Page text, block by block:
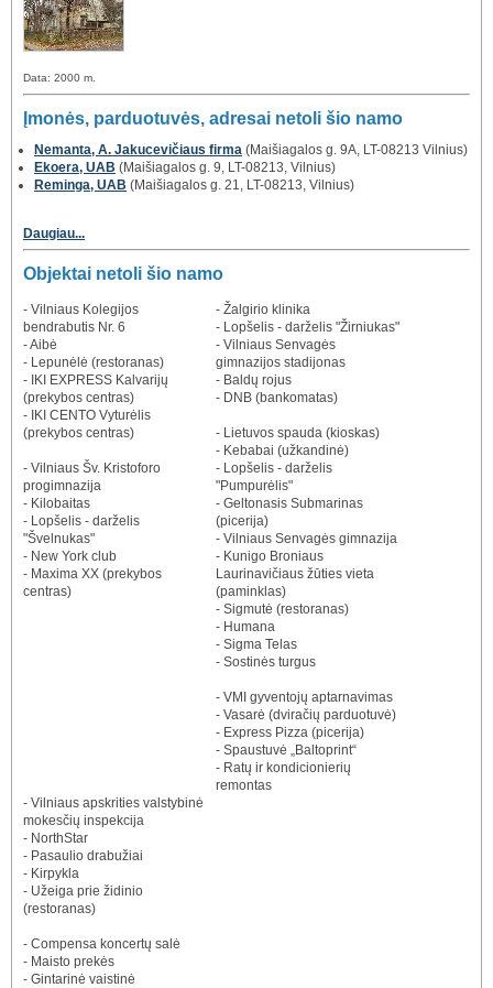
Data: 2000 m.
Įmonės, parduotuvės, adresai netoli šio namo
Nemanta, A. Jakucevičiaus firma (Maišiagalos g. 9A, LT-08213 Vilnius)
Ekoera, UAB (Maišiagalos g. 9, LT-08213, Vilnius)
Reminga, UAB (Maišiagalos g. 21, LT-08213, Vilnius)
Daugiau...
Objektai netoli šio namo
- Vilniaus Kolegijos
bendrabutis Nr. 6
- Aibė
- Lepunėlė (restoranas)
- IKI EXPRESS Kalvarijų
(prekybos centras)
- IKI CENTO Vyturėlis
(prekybos centras)
- Vilniaus Šv. Kristoforo
progimnazija
- Kilobaitas
- Lopšelis - darželis
"Švelnukas"
- New York club
- Maxima XX (prekybos
centras)
- Žalgirio klinika
- Lopšelis - darželis "Žirniukas"
- Vilniaus Senvagės
gimnazijos stadijonas
- Baldų rojus
- DNB (bankomatas)
- Lietuvos spauda (kioskas)
- Kebabai (užkandinė)
- Lopšelis - darželis
"Pumpurėlis"
- Geltonasis Submarinas
(picerija)
- Vilniaus Senvagės gimnazija
- Kunigo Broniaus
Laurinavičiaus žūties vieta
(paminklas)
- Sigmutė (restoranas)
- Humana
- Sigma Telas
- Sostinės turgus
- VMI gyventojų aptarnavimas
- Vasarė (dviračių parduotuvė)
- Express Pizza (picerija)
- Spaustuvė „Baltoprint“
- Ratų ir kondicionierių
remontas
- Vilniaus apskrities valstybinė
mokesčių inspekcija
- NorthStar
- Pasaulio drabužiai
- Kirpykla
- Užeiga prie židinio
(restoranas)
- Compensa koncertų salė
- Maisto prekės
- Gintarinė vaistinė